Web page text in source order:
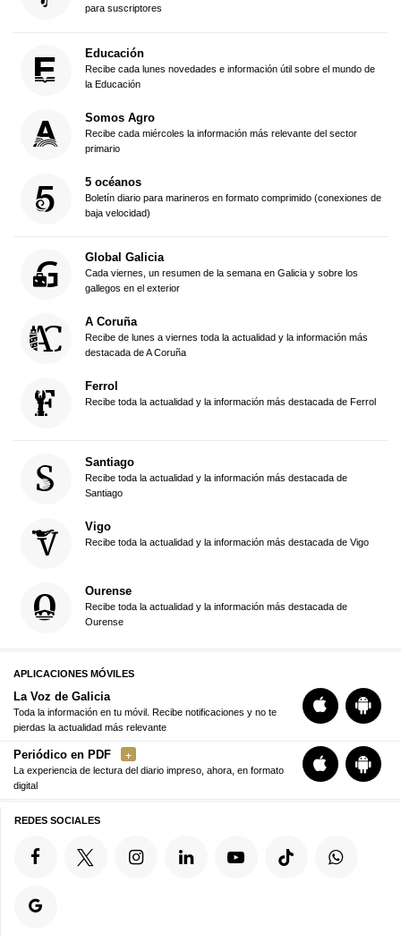
para suscriptores
Educación
Recibe cada lunes novedades e información útil sobre el mundo de
la Educación
Somos Agro
Recibe cada miércoles la información más relevante del sector
primario
5 océanos
Boletín diario para marineros en formato comprimido (conexiones de
baja velocidad)
Global Galicia
Cada viernes, un resumen de la semana en Galicia y sobre los
gallegos en el exterior
A Coruña
Recibe de lunes a viernes toda la actualidad y la información más
destacada de A Coruña
Ferrol
Recibe toda la actualidad y la información más destacada de Ferrol
Santiago
Recibe toda la actualidad y la información más destacada de
Santiago
Vigo
Recibe toda la actualidad y la información más destacada de Vigo
Ourense
Recibe toda la actualidad y la información más destacada de
Ourense
APLICACIONES MÓVILES
La Voz de Galicia
Toda la información en tu móvil. Recibe notificaciones y no te
pierdas la actualidad más relevante
Periódico en PDF
La experiencia de lectura del diario impreso, ahora, en formato
digital
REDES SOCIALES